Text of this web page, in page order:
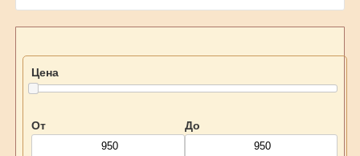
Цена
От До